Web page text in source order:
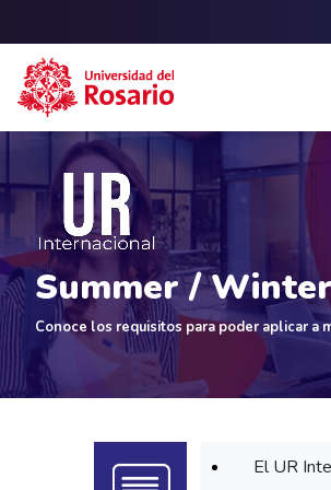
Pasar al contenido principal
Summer /
Conoce los requisitos para poder aplicar a
El UR